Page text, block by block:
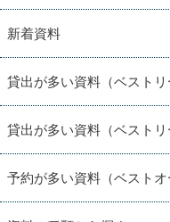
新着資料
貸出が多い資料（ベストリ
貸出が多い資料（ベストリ
予約が多い資料（ベストオ